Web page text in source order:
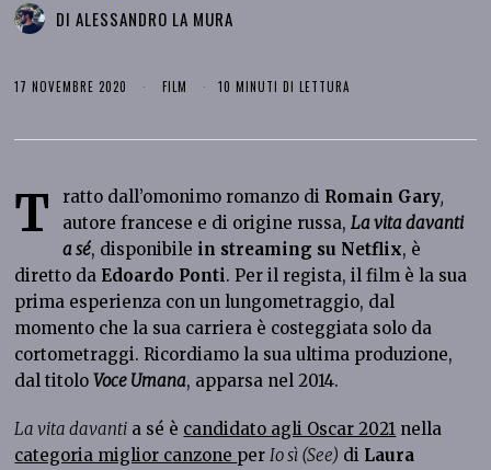
DIALESSANDRO LA MURA
17 NOVEMBRE 2020 FILM 10 MINUTI DI LETTURA
T ratto dall’omonimo romanzo di Romain Gary,
autore francese e di origine russa,La vita davanti
a sé, disponibile in streaming su Netflix, è
diretto da Edoardo Ponti. Per il regista, il film è la sua
prima esperienza con un lungometraggio, dal
momento che la sua carriera è costeggiata solo da
cortometraggi. Ricordiamo la sua ultima produzione,
dal titoloVoce Umana, apparsa nel 2014.
La vita davanti a sé è candidato agli Oscar 2021 nella
categoria miglior canzone perIo sì (See) di Laura